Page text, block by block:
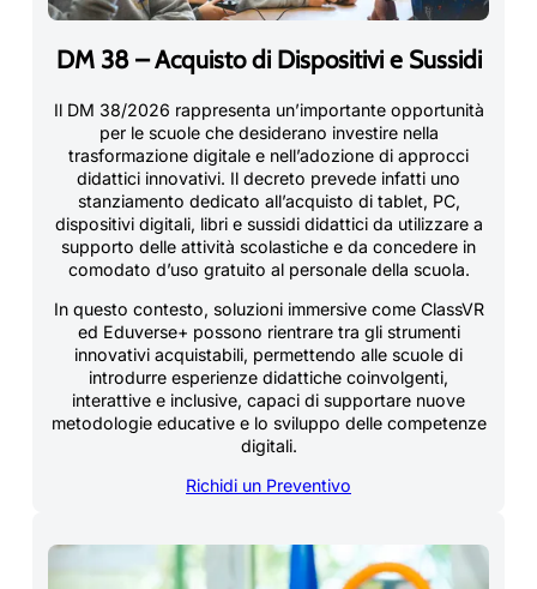
DM 38 – Acquisto di Dispositivi e Sussidi
Il DM 38/2026 rappresenta un’importante opportunità
per le scuole che desiderano investire nella
trasformazione digitale e nell’adozione di approcci
didattici innovativi. Il decreto prevede infatti uno
stanziamento dedicato all’acquisto di tablet, PC,
dispositivi digitali, libri e sussidi didattici da utilizzare a
supporto delle attività scolastiche e da concedere in
comodato d’uso gratuito al personale della scuola.
In questo contesto, soluzioni immersive come ClassVR
ed Eduverse+ possono rientrare tra gli strumenti
innovativi acquistabili, permettendo alle scuole di
introdurre esperienze didattiche coinvolgenti,
interattive e inclusive, capaci di supportare nuove
metodologie educative e lo sviluppo delle competenze
digitali.
Richidi un Preventivo